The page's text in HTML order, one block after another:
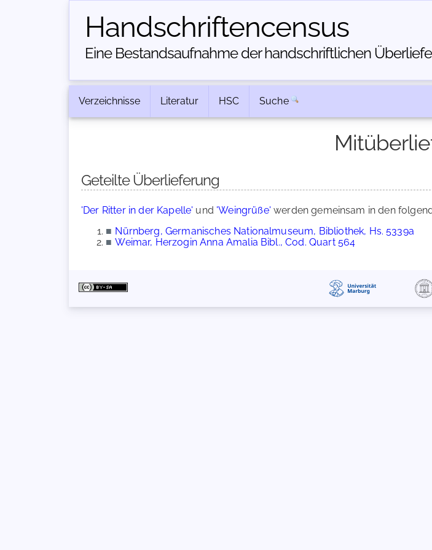
Handschriften­census
Eine Bestandsaufnahme der handschriftlichen
Verzeichnisse Literatur HSC Suche
Geteilte Überlieferung
'Der Ritter in der Kapelle' und 'Weingrüße' werden gemeinsam in den
■ Nürnberg, Germanisches Nationalmuseum, Bibliothek, Hs. 5339a
■ Weimar, Herzogin Anna Amalia Bibl., Cod. Quart 564